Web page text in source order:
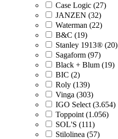
Case Logic (27)
JANZEN (32)
Waterman (22)
B&C (19)
Stanley 1913® (20)
Sagaform (97)
Black + Blum (19)
BIC (2)
Roly (139)
Vinga (303)
IGO Select (3.654)
Toppoint (1.056)
SOL'S (111)
Stilolinea (57)